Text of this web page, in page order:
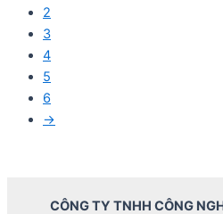
2
3
4
5
6
→
CÔNG TY TNHH CÔNG